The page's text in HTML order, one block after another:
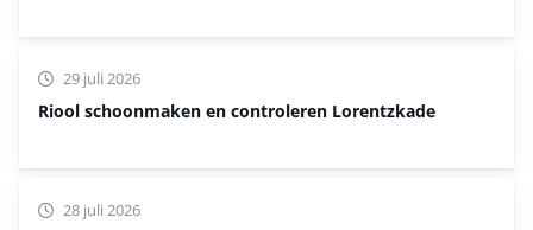
Riool schoonmaken en controleren Lorentzkade
29 juli 2026
28 juli 2026